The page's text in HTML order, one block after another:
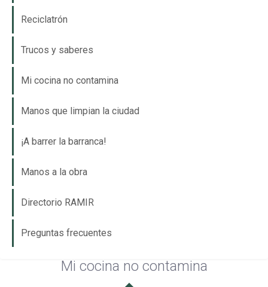
Reciclatrón
Trucos y saberes
Mi cocina no contamina
Manos que limpian la ciudad
¡A barrer la barranca!
Manos a la obra
Directorio RAMIR
Preguntas frecuentes
Mi cocina no contamina